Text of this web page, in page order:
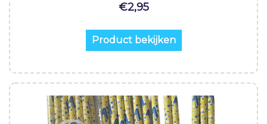
€2,95
Product bekijken